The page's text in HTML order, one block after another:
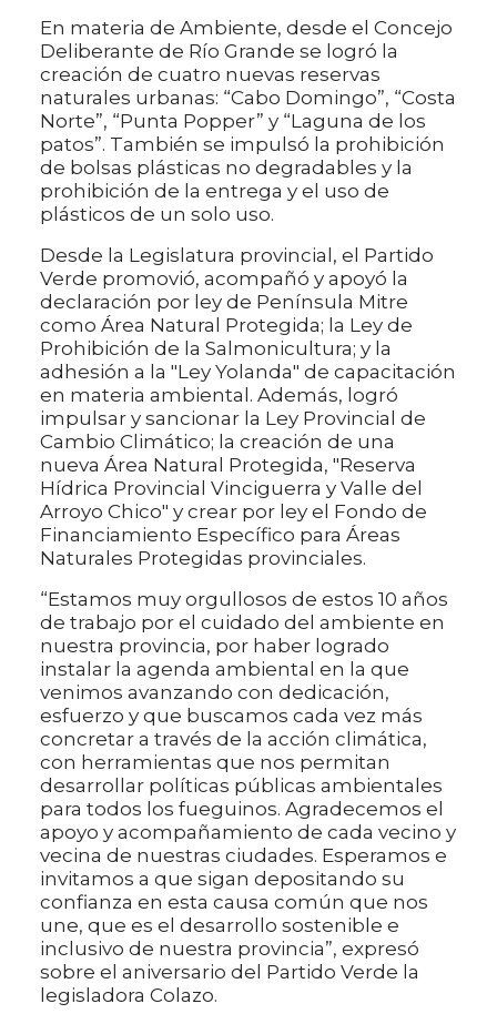
En materia de Ambiente, desde el Concejo
Deliberante de Río Grande se logró la
creación de cuatro nuevas reservas
naturales urbanas: “Cabo Domingo”, “Costa
Norte”, “Punta Popper” y “Laguna de los
patos”. También se impulsó la prohibición
de bolsas plásticas no degradables y la
prohibición de la entrega y el uso de
plásticos de un solo uso.
Desde la Legislatura provincial, el Partido
Verde promovió, acompañó y apoyó la
declaración por ley de Península Mitre
como Área Natural Protegida; la Ley de
Prohibición de la Salmonicultura; y la
adhesión a la "Ley Yolanda" de capacitación
en materia ambiental. Además, logró
impulsar y sancionar la Ley Provincial de
Cambio Climático; la creación de una
nueva Área Natural Protegida, "Reserva
Hídrica Provincial Vinciguerra y Valle del
Arroyo Chico" y crear por ley el Fondo de
Financiamiento Específico para Áreas
Naturales Protegidas provinciales.
“Estamos muy orgullosos de estos 10 años
de trabajo por el cuidado del ambiente en
nuestra provincia, por haber logrado
instalar la agenda ambiental en la que
venimos avanzando con dedicación,
esfuerzo y que buscamos cada vez más
concretar a través de la acción climática,
con herramientas que nos permitan
desarrollar políticas públicas ambientales
para todos los fueguinos. Agradecemos el
apoyo y acompañamiento de cada vecino y
vecina de nuestras ciudades. Esperamos e
invitamos a que sigan depositando su
confianza en esta causa común que nos
une, que es el desarrollo sostenible e
inclusivo de nuestra provincia”, expresó
sobre el aniversario del Partido Verde la
legisladora Colazo.